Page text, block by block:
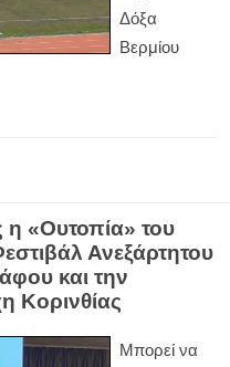
Δόξα
Βερμίου
η «Ουτοπία» του
Ανεξάρτητου
και την
Κορινθίας
Μπορεί να